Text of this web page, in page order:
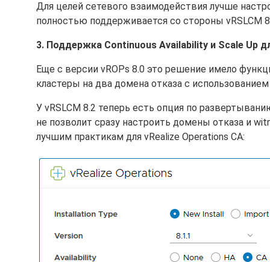
Для целей сетевого взаимодействия лучше
полностью поддерживается со стороны vRSLCM
3. Поддержка Continuous Availability и Scale Up
Еще с версии vROPs 8.0 это решение имело
кластеры на два домена отказа с
У vRSLCM 8.2 теперь есть опция по
не позволит сразу настроить домены отказа и
лучшим практикам для vRealize Operations CA: